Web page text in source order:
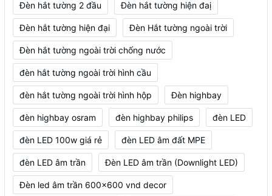
Đèn hắt tường 2 đầu Đèn hắt tường hiện đaị
Đèn hắt tường hiện đại Đèn Hắt tường ngoài trời
Đèn hắt tường ngoài trời chống nước
đèn hắt tường ngoài trời hình cầu
đèn hắt tường ngoài trời hình hộp Đèn highbay
đèn highbay osram đèn highbay philips đèn LED
đèn LED 100w giá rẻ đèn LED âm đất MPE
đèn LED âm trần Đèn LED âm trần (Downlight LED)
Đèn led âm trần 600x600 vnd decor